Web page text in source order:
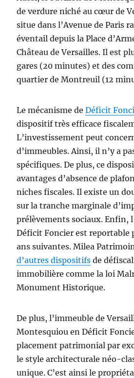
de verdure niché au cœur de
situe dans l’Avenue de Paris
éventail depuis la Place
Château de Versailles. Il est
gares (20 minutes) et des
quartier de Montreuil (12
Le mécanisme deDéficit
dispositif très efficace
L’investissement peut
d’immeubles. Ainsi, il n’y a
spécifiques. De plus, ce
avantages d’absence de
niches fiscales. Il existe un
sur la tranche marginale
prélèvements sociaux. Enfin,
Déficit Foncier est reportable
ans suivantes. Milea
d’autres dispositifs de
immobilière comme la loi
Monument Historique.
De plus, l’immeuble de
Montesquiou en Déficit
placement patrimonial par
le style architecturale néo-
unique. C’est ainsi le